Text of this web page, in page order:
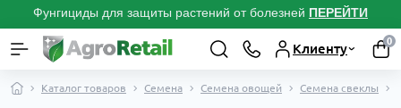
Фунгициды для защиты растений от болезней ПЕРЕЙТИ
Клиенту
0
Каталог товаров Семена Семена овощей Семена свеклы